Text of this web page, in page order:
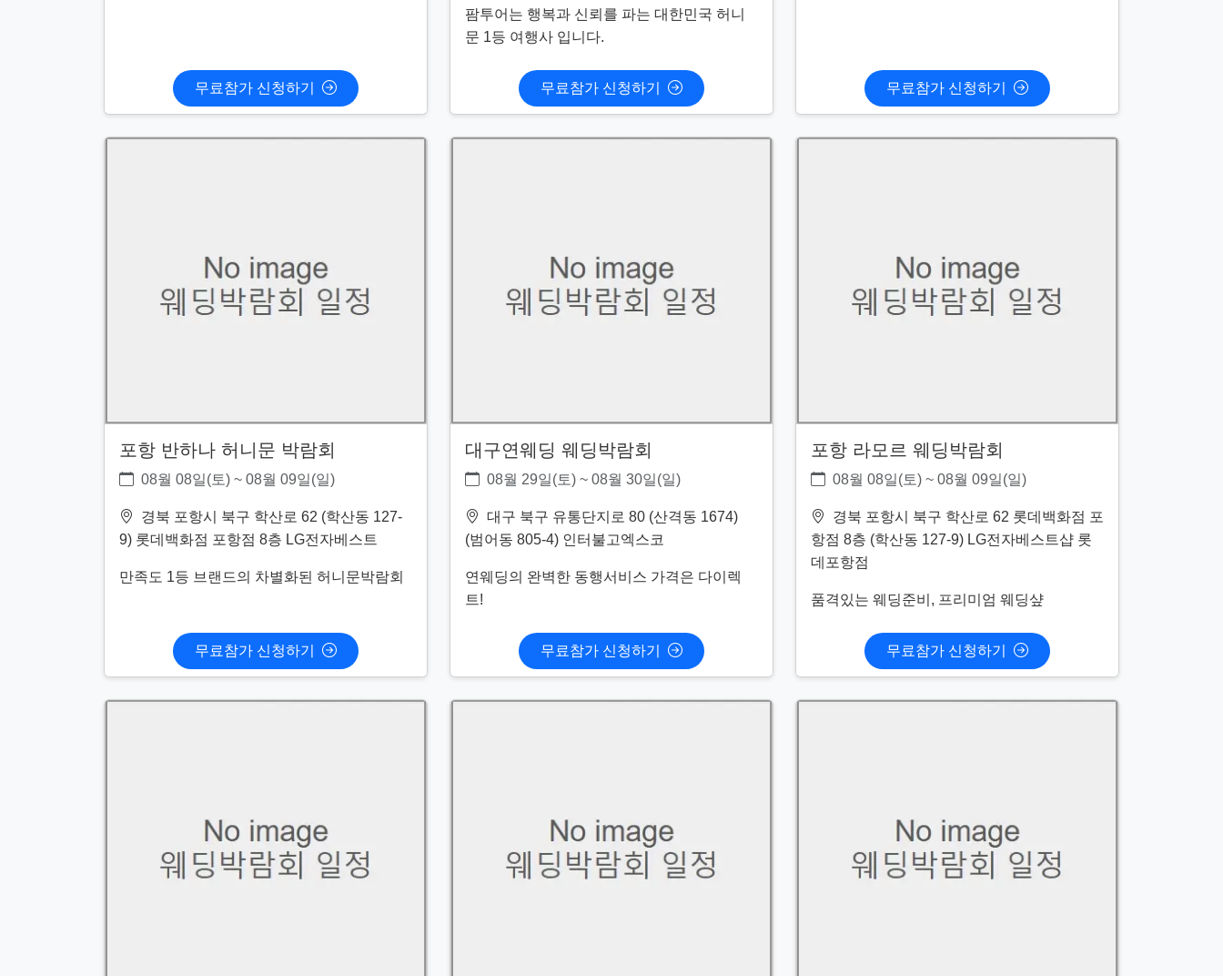
무료참가 신청하기
팜투어는 행복과 신뢰를 파는 대한민국 허니
문 1등 여행사 입니다.
무료참가 신청하기 무료참가 신청하기
포항 반하나 허니문 박람회
08월 08일(토) ~ 08월 09일(일)
경북 포항시 북구 학산로 62 (학산동 127-
9) 롯데백화점 포항점 8층 LG전자베스트
만족도 1등 브랜드의 차별화된 허니문박람회
무료참가 신청하기
대구연웨딩 웨딩박람회
08월 29일(토) ~ 08월 30일(일)
대구 북구 유통단지로 80 (산격동 1674)
(범어동 805-4) 인터불고엑스코
연웨딩의 완벽한 동행서비스 가격은 다이렉
트!
무료참가 신청하기
포항 라모르 웨딩박람회
08월 08일(토) ~ 08월 09일(일)
경북 포항시 북구 학산로 62 롯데백화점 포
항점 8층 (학산동 127-9) LG전자베스트샵 롯
데포항점
품격있는 웨딩준비, 프리미엄 웨딩샾
무료참가 신청하기